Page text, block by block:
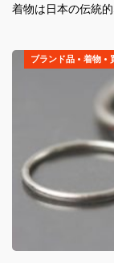
着物は日本の伝統
ブランド品 • 着物 •